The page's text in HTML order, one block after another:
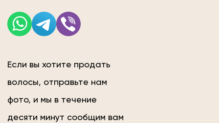
Если вы хотите продать
волосы, отправьте нам
фото, и мы в течение
десяти минут сообщим вам